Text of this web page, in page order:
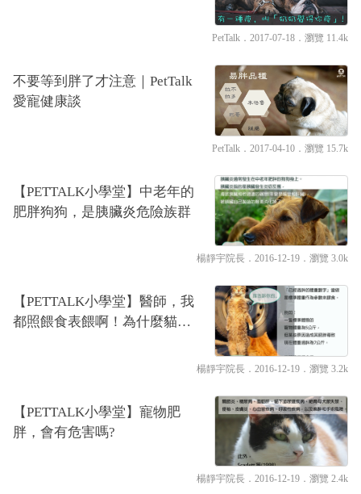
PetTalk ．2017-07-18． 瀏覽 11.4k
不要等到胖了才注意｜PetTalk
愛寵健康談
PetTalk ．2017-04-10． 瀏覽 15.7k
【PETTALK小學堂】中老年的
肥胖狗狗，是胰臟炎危險族群
楊靜宇院長 ．2016-12-19． 瀏覽 3.0k
【PETTALK小學堂】醫師，我
都照餵食表餵啊！為什麼貓狗
楊靜宇院長 ．2016-12-19． 瀏覽 3.2k
【PETTALK小學堂】寵物肥
胖，會有危害嗎?
楊靜宇院長 ．2016-12-19． 瀏覽 2.4k